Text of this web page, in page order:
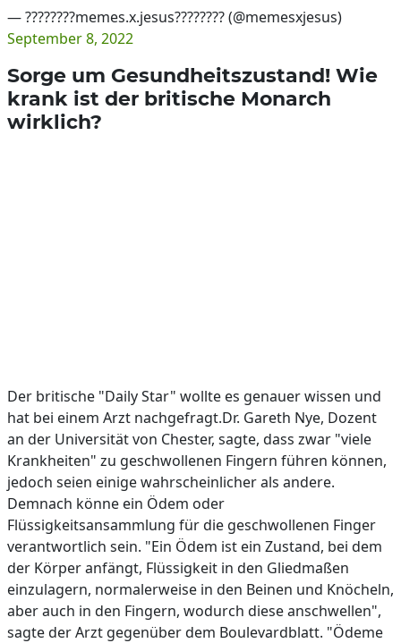
— ????????memes.x.jesus???????? (@memesxjesus)
September 8, 2022
Sorge um Gesundheitszustand! Wie
krank ist der britische Monarch
wirklich?
Der britische "Daily Star" wollte es genauer wissen und
hat bei einem Arzt nachgefragt.Dr. Gareth Nye, Dozent
an der Universität von Chester, sagte, dass zwar "viele
Krankheiten" zu geschwollenen Fingern führen können,
jedoch seien einige wahrscheinlicher als andere.
Demnach könne ein Ödem oder
Flüssigkeitsansammlung für die geschwollenen Finger
verantwortlich sein. "Ein Ödem ist ein Zustand, bei dem
der Körper anfängt, Flüssigkeit in den Gliedmaßen
einzulagern, normalerweise in den Beinen und Knöcheln,
aber auch in den Fingern, wodurch diese anschwellen",
sagte der Arzt gegenüber dem Boulevardblatt. "Ödeme